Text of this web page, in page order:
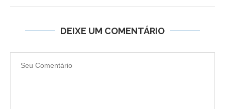
DEIXE UM COMENTÁRIO